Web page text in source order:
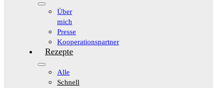
Über
mich
Presse
Kooperationspartner
Rezepte
Alle
Schnell